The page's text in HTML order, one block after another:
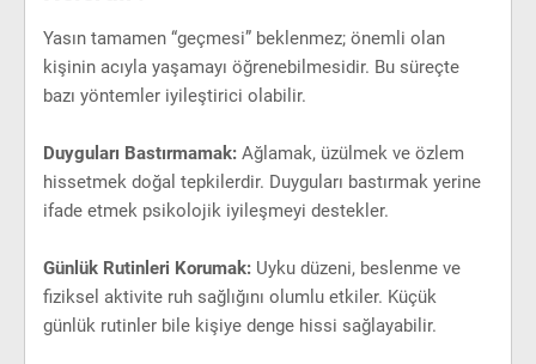
Yasın tamamen “geçmesi” beklenmez; önemli olan
kişinin acıyla yaşamayı öğrenebilmesidir. Bu süreçte
bazı yöntemler iyileştirici olabilir.
Duyguları Bastırmamak: Ağlamak, üzülmek ve özlem
hissetmek doğal tepkilerdir. Duyguları bastırmak yerine
ifade etmek psikolojik iyileşmeyi destekler.
Günlük Rutinleri Korumak: Uyku düzeni, beslenme ve
fiziksel aktivite ruh sağlığını olumlu etkiler. Küçük
günlük rutinler bile kişiye denge hissi sağlayabilir.